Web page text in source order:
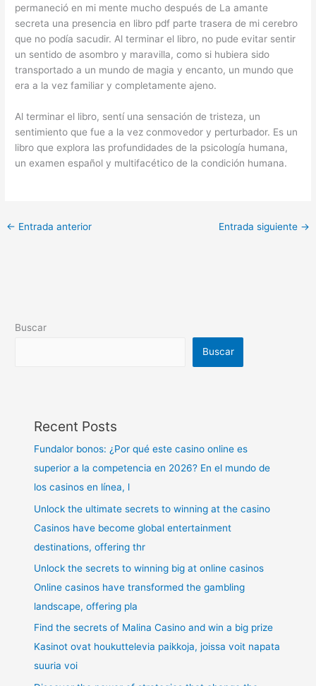
permaneció en mi mente mucho después de La amante
secreta una presencia en libro pdf parte trasera de mi cerebro
que no podía sacudir. Al terminar el libro, no pude evitar sentir
un sentido de asombro y maravilla, como si hubiera sido
transportado a un mundo de magia y encanto, un mundo que
era a la vez familiar y completamente ajeno.
Al terminar el libro, sentí una sensación de tristeza, un
sentimiento que fue a la vez conmovedor y perturbador. Es un
libro que explora las profundidades de la psicología humana,
un examen español y multifacético de la condición humana.
← Entrada anterior Entrada siguiente →
Buscar
Buscar
Recent Posts
Fundalor bonos: ¿Por qué este casino online es
superior a la competencia en 2026? En el mundo de
los casinos en línea, l
Unlock the ultimate secrets to winning at the casino
Casinos have become global entertainment
destinations, offering thr
Unlock the secrets to winning big at online casinos
Online casinos have transformed the gambling
landscape, offering pla
Find the secrets of Malina Casino and win a big prize
Kasinot ovat houkuttelevia paikkoja, joissa voit napata
suuria voi